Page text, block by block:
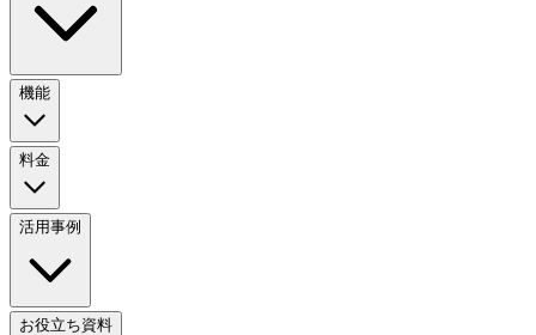
機能
料金
活用事例
お役立ち資料